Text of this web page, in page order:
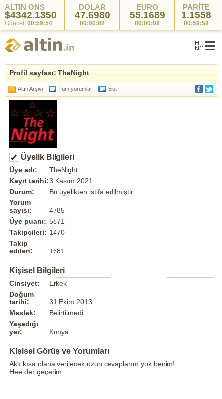
ALTIN ONS
$4342.1350
Güncel: 00:59:54
DOLAR
47.6980
00:00:02
EURO
55.1689
00:00:08
PARİTE
1.1558
00:59:58
Profil sayfası: TheNight
Altın Arşivi Tüm yorumlar Bist
Üyelik Bilgileri
Üye adı:
TheNight
Kayıt tarihi:3 Kasım 2021
Durum:
Bu üyelikten istifa edilmiştir.
Yorum
sayısı:
4785
Üye puanı: 5871
Takipçileri: 1470
Takip
edilen:
1681
Kişisel Bilgileri
Cinsiyet:
Erkek
Doğum
tarihi:
31 Ekim 2013
Meslek:
Belirtilmedi
Yaşadığı
yer:
Konya
Kişisel Görüş ve Yorumları
Aklı kısa olana verilecek uzun cevaplarım yok benim!
Hee der geçerim..